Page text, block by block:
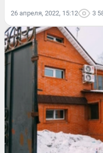
26 апреля, 2022, 15:12 3